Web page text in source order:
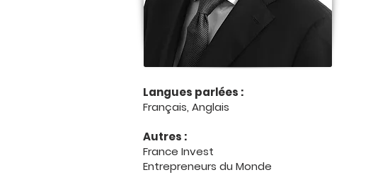
Langues parlées :
Français, Anglais
Autres :
France Invest
Entrepreneurs du Monde